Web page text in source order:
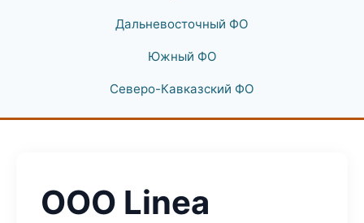
Дальневосточный ФО
Южный ФО
Северо-Кавказский ФО
ООО Linea